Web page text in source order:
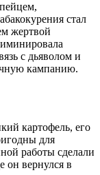
стал
жертвой
с дьяволом и
кампанию.
картофель, его
для
работы сделали
он вернулся в